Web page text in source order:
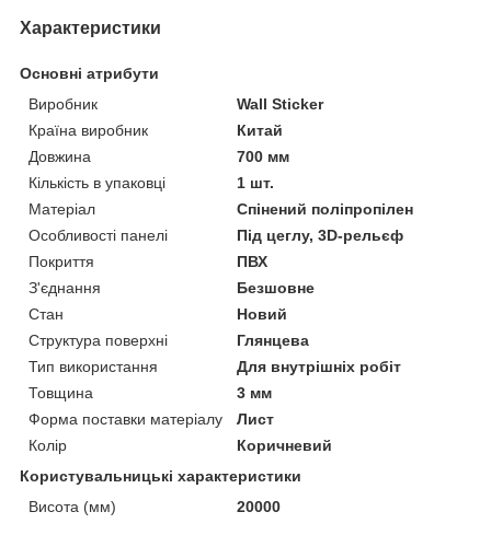
Характеристики
Основні атрибути
Виробник
Wall Sticker
Країна виробник
Китай
Довжина
700 мм
Кількість в упаковці
1 шт.
Матеріал
Спінений поліпропілен
Особливості панелі
Під цеглу, 3D-рельєф
Покриття
ПВХ
З'єднання
Безшовне
Стан
Новий
Структура поверхні
Глянцева
Тип використання
Для внутрішніх робіт
Товщина
3 мм
Форма поставки матеріалу
Лист
Колір
Коричневий
Користувальницькі характеристики
Висота (мм)
20000